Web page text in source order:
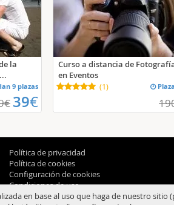
la
9 plazas
€ 39€
Curso a distancia de
en Eventos
(1)
Política de privacidad
Política de cookies
Configuración de cookies
Condiciones de uso
en base al uso que haga de nuestro sitio